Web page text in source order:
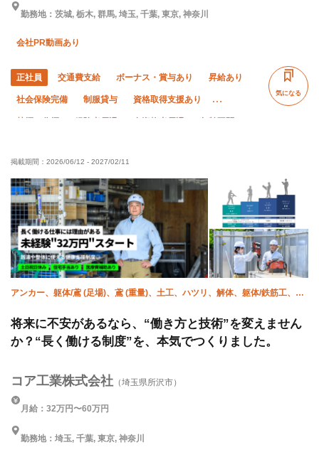
勤務地：茨城, 栃木, 群馬, 埼玉, 千葉, 東京, 神奈川
会社PR動画あり
正社員 交通費支給 ボーナス・賞与あり 昇給あり
社会保険完備 制服貸与 資格取得支援あり
禁煙・分煙 経験者優遇 有資格者優遇 年齢不問
完全週休二日制 土日休み
車・バイク通勤OK 転勤なし
気になる
掲載期間： 2026/06/12 - 2027/02/11
アンカー、躯体/鳶 (足場)、鳶 (重量)、土工、ハツリ、解体、躯体/鉄筋工、躯
将来に不安があるなら、“働き方と技術”を変えません
か？“長く働ける制度”を、本気でつくりました。
コア工業株式会社 （埼玉県所沢市）
月給：32万円〜60万円
勤務地：埼玉, 千葉, 東京, 神奈川